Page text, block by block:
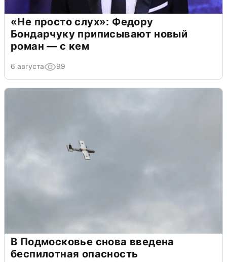
«Не просто слух»: Федору
Бондарчуку приписывают новый
роман — с кем
6 августа 99
В Подмосковье снова введена
беспилотная опасность